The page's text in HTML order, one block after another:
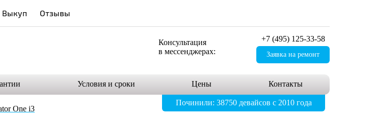
Выкуп Отзывы
Консультация
в мессенджерах:
+7 (495) 125-33-58
Заявка на ремонт
Условия и сроки Цены Контакты
Починили: 38750 девайсов с 2010 года
One i3